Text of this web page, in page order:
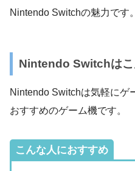
Nintendo Switchの魅力です。
Nintendo Switchはこ
Nintendo Switchは気軽にゲ
おすすめのゲーム機です。
こんな人におすすめ